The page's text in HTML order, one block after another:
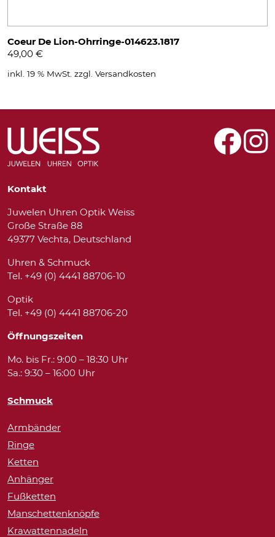
Coeur De Lion-Ohrringe-014623.1817
49,00 €
inkl. 19 % MwSt. zzgl. Versandkosten
Kontakt
Juwelen Uhren Optik Weiss
Große Straße 88
49377 Vechta, Deutschland
Uhren & Schmuck
Tel. +49 (0) 4441 88706-10
Optik
Tel. +49 (0) 4441 88706-20
Öffnungszeiten
Mo. bis Fr.: 9:00 – 18:30 Uhr
Sa.: 9:30 – 16:00 Uhr
Schmuck
Armbänder
Ringe
Ketten
Anhänger
Fußketten
Manschettenknöpfe
Krawattennadeln